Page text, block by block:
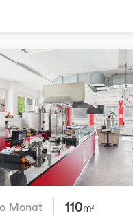
Monat 110m²